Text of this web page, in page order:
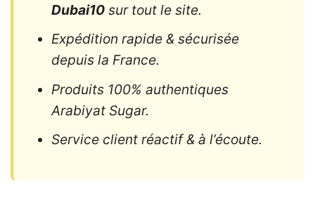
Dubai10sur tout le site.
Expédition rapide & sécurisée
depuis la France.
Produits 100% authentiques
Arabiyat Sugar.
Service client réactif & à l’écoute.